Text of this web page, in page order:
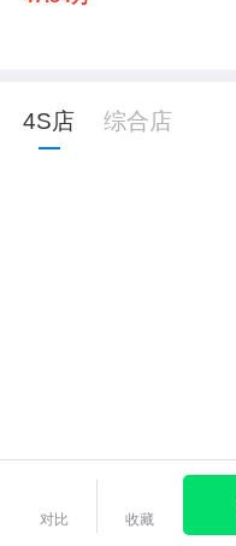
4S店 综合店
对比 收藏